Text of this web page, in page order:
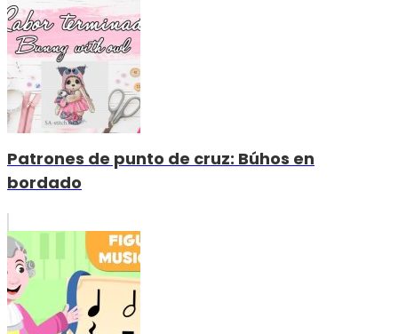
Patrones de punto de cruz: Búhos en
bordado